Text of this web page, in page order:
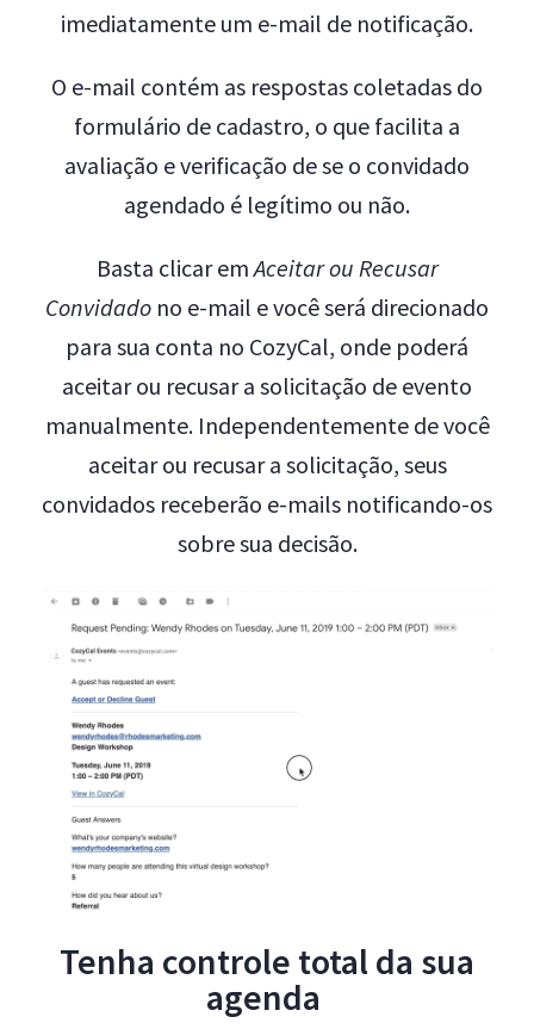
imediatamente um e-mail de notificação.
O e-mail contém as respostas coletadas do
formulário de cadastro, o que facilita a
avaliação e verificação de se o convidado
agendado é legítimo ou não.
Basta clicar emAceitar ou Recusar
Convidado no e-mail e você será direcionado
para sua conta no CozyCal, onde poderá
aceitar ou recusar a solicitação de evento
manualmente. Independentemente de você
aceitar ou recusar a solicitação, seus
convidados receberão e-mails notificando-os
sobre sua decisão.
Tenha controle total da sua
agenda